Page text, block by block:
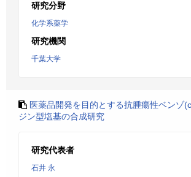
研究分野
化学系薬学
研究機関
千葉大学
医薬品開発を目的とする抗腫瘍性ベンゾ
ジン型塩基の合成研究
研究代表者
石井 永